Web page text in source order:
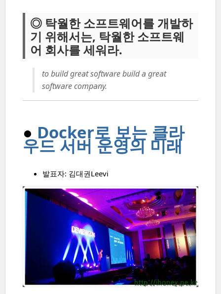
◎ 탁월한 소프트웨어를 개발하
기 위해서는, 탁월한 소프트웨
어 회사를 세워라.
to build great software build a great
software company.
● Docker로 보는 클라
우드 서버 운영의 미래
발표자: 김대권Leevi